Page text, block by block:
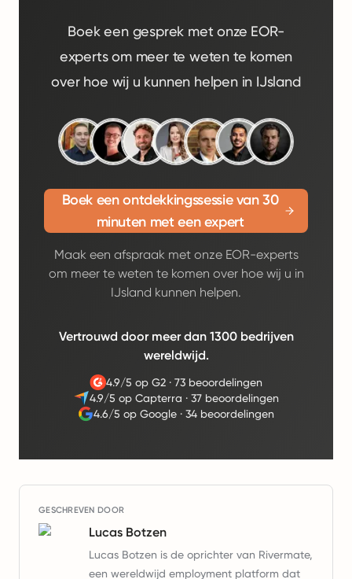
Boek een gesprek met onze EOR-
experts om meer te weten te komen
over hoe wij u kunnen helpen in IJsland
Boek een ontdekkingssessie van 30
minuten met een expert
Maak een afspraak met onze EOR-experts
om meer te weten te komen over hoe wij u in
IJsland kunnen helpen.
Vertrouwd door meer dan 1300 bedrijven
wereldwijd.
4.9/5 op G2· 73 beoordelingen
4.9/5 op Capterra · 37 beoordelingen
4.6/5 op Google ·34 beoordelingen
GESCHREVEN DOOR
Lucas Botzen
Lucas Botzen is de oprichter van Rivermate,
een wereldwijd employment platform dat